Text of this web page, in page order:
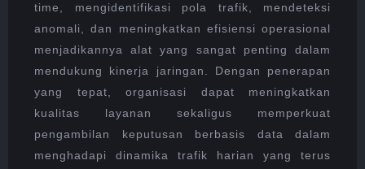
time, mengidentifikasi pola trafik, mendeteksi
anomali, dan meningkatkan efisiensi operasional
menjadikannya alat yang sangat penting dalam
mendukung kinerja jaringan. Dengan penerapan
yang tepat, organisasi dapat meningkatkan
kualitas layanan sekaligus memperkuat
pengambilan keputusan berbasis data dalam
menghadapi dinamika trafik harian yang terus